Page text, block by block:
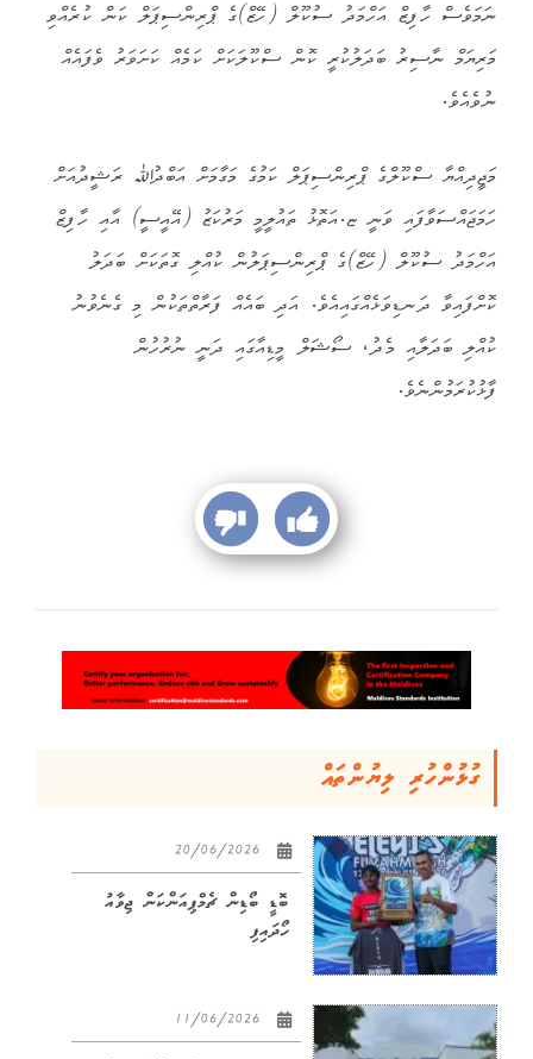
ނަމަވެސް ހާފިޒް އަހްމަދު ސުކޫލް (ހޭޒް)ގެ ޕްރިންސިޕަލް ކަން ކުރެއްވި
މަރިޔަމް ނާސިރު ބަދަލުކުރީ ކޮން ސްކޫލަކަށް ކަމެއް ކަށަވަރު ވެފައެއް
ނުވެއެވެ.
މަޖީދިއްޔާ ސްކޫލްގެ ޕްރިންސިޕަލް ކަމުގެ މަގާމަށް އަބްދުﷲ ރަޝީދުއަށް
ހަމަޖައްސަވާފައި ވަނީ ޏ.އަތޮޅު ތައުލީމީ މަރުކަޒު (އޭއީސީ) އާއި ހާފިޒް
އަހްމަދު ސުކޫލް (ހޭޒް)ގެ ޕްރިންސިޕަލުން ކުއްލި ގޮތަކަށް ބަދަލު
ކޮށްފައިވާ ދަނޑިވަޅެއްގައިއެވެ. އަދި ބައެއް ފަރާތްތަކުން މި ގެނެވުނު
ކުއްލި ބަދަލާއި މެދު، ސޯޝަލް މީޑިއާގައި ދަނީ ނުރުހުން
ފާޅުކުރަމުންނެވެ.
ގުޅުންހުރި ލިޔުންތައް
ބޮޑީ ބޯޑިން ޗެމްޕިއަންކަން ޖިވާއު
ހޯދައިފި